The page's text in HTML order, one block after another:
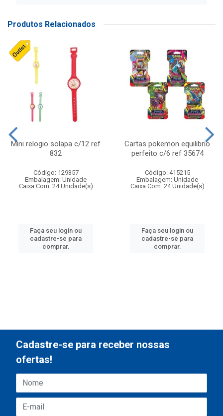
Produtos Relacionados
Mini relogio solapa c/12 ref
832
Código: 129357
Embalagem: Unidade
Caixa Com: 24 Unidade(s)
Faça seu login ou
cadastre-se para
comprar.
Cartas pokemon equilibrio
perfeito c/6 ref 35674
Código: 415215
Embalagem: Unidade
Caixa Com: 24 Unidade(s)
Faça seu login ou
cadastre-se para
comprar.
Cadastre-se para receber nossas
ofertas!